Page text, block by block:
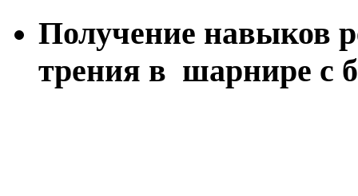
Получение навыков
трения в шарнире с